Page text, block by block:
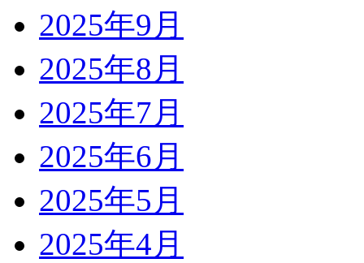
2025年9月
2025年8月
2025年7月
2025年6月
2025年5月
2025年4月